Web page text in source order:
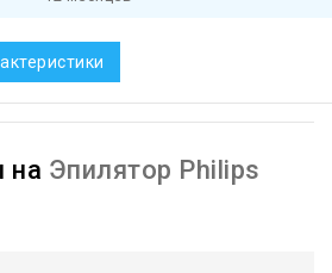
на Эпилятор Philips